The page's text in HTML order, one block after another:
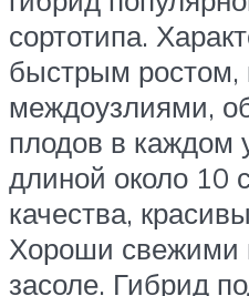
сортотипа.
быстрым ростом,
междоузлиями,
плодов в каждом
длиной около 10
качества,
Хороши свежими
засоле. Гибрид